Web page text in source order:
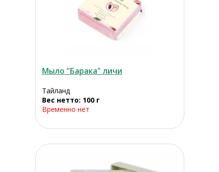
Мыло "Барака" личи
Тайланд
Вес нетто: 100 г
Временно нет